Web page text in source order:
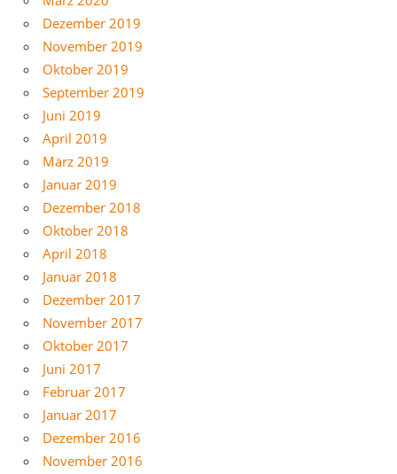
Dezember 2019
November 2019
Oktober 2019
September 2019
Juni 2019
April 2019
März 2019
Januar 2019
Dezember 2018
Oktober 2018
April 2018
Januar 2018
Dezember 2017
November 2017
Oktober 2017
Juni 2017
Februar 2017
Januar 2017
Dezember 2016
November 2016